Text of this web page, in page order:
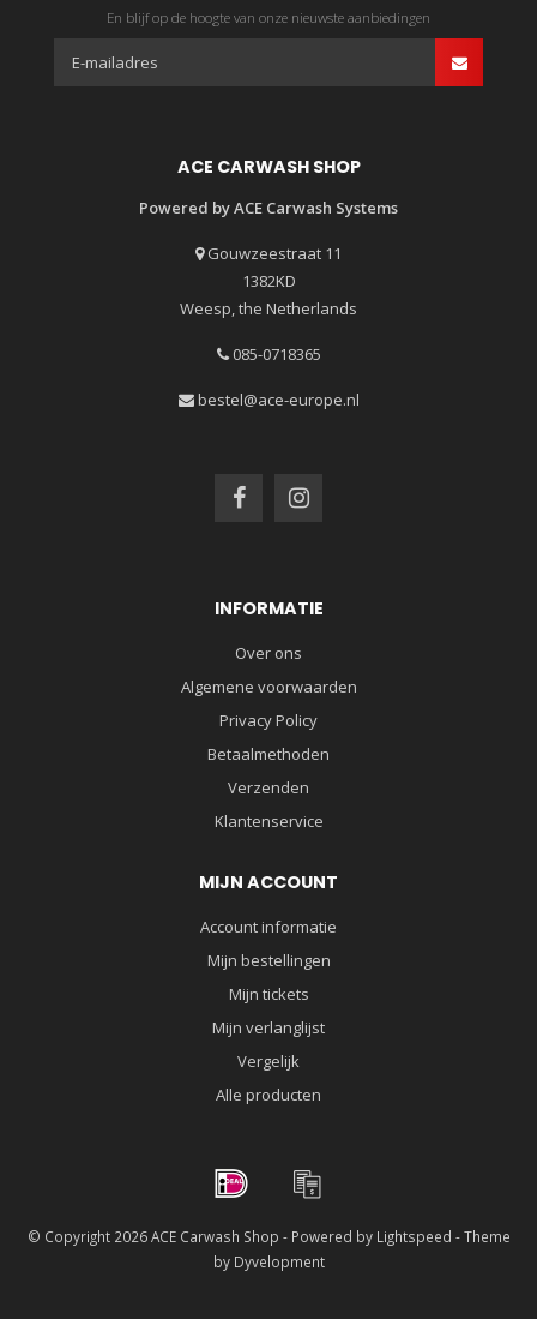
En blijf op de hoogte van onze nieuwste aanbiedingen
ACE CARWASH SHOP
Powered by ACE Carwash Systems
Gouwzeestraat 11
1382KD
Weesp, the Netherlands
085-0718365
bestel@ace-europe.nl
INFORMATIE
Over ons
Algemene voorwaarden
Privacy Policy
Betaalmethoden
Verzenden
Klantenservice
MIJN ACCOUNT
Account informatie
Mijn bestellingen
Mijn tickets
Mijn verlanglijst
Vergelijk
Alle producten
© Copyright 2026 ACE Carwash Shop - Powered by Lightspeed - Theme
by Dyvelopment